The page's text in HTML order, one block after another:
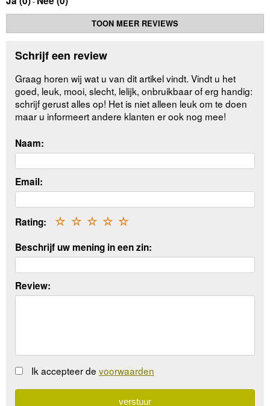
TOON MEER REVIEWS
Schrijf een review
Graag horen wij wat u van dit artikel vindt. Vindt u het
goed, leuk, mooi, slecht, lelijk, onbruikbaar of erg handig:
schrijf gerust alles op! Het is niet alleen leuk om te doen
maar u informeert andere klanten er ook nog mee!
Naam:
Email:
Rating: ☆
☆
☆
☆
☆
Beschrijf uw mening in een zin:
Review:
Ik accepteer de voorwaarden